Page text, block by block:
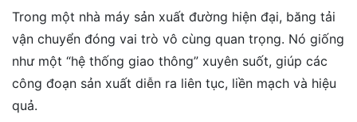
Trong một nhà máy sản xuất đường hiện đại, băng tải
vận chuyển đóng vai trò vô cùng quan trọng. Nó giống
như một “hệ thống giao thông” xuyên suốt, giúp các
công đoạn sản xuất diễn ra liên tục, liền mạch và hiệu
quả.